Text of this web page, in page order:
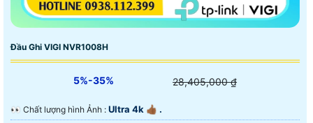
Đầu Ghi VIGI NVR1008H
5%-35% 28,405,000 ₫
️👀 Chất lượng hình Ảnh : Ultra 4k 👍🏾 .